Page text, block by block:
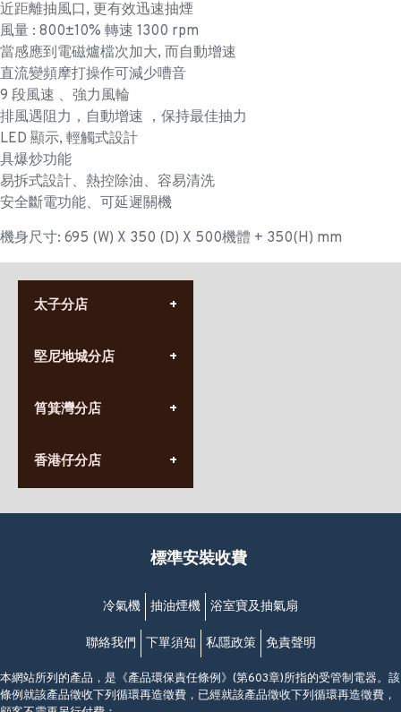
近距離抽風口, 更有效迅速抽煙
風量 : 800±10% 轉速 1300 rpm
當感應到電磁爐檔次加大, 而自動增速
直流變頻摩打操作可減少嘈音
9 段風速 、強力風輪
排風遇阻力，自動增速 ，保持最佳抽力
LED 顯示, 輕觸式設計
具爆炒功能
易拆式設計、熱控除油、容易清洗
安全斷電功能、可延遲關機
機身尺寸: 695 (W) X 350 (D) X 500機體 + 350(H) mm
太子分店
營業時間:
九龍太子太子道西141號
堅尼地城分店
營業時間:
香港堅尼地城卑路乍街
(堅尼地城地鐵站B出口)
筲箕灣分店
營業時間:
(10:00am-20:30pm)
香港仔分店
營業時間:
香港香港仔成都道20-28號
(黃竹坑地鐵站轉4M專線小巴)
標準安裝收費
冷氣機 抽油煙機 浴室寶及抽氣扇
聯絡我們 下單須知 私隱政策 免責聲明
本網站所列的產品，是《產品環保責任條例》(第603章)所指的受管制電器。該
條例就該產品徵收下列循環再造徵費，已經就該產品徵收下列循環再造徵費，